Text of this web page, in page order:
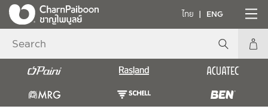
ไทย ENG